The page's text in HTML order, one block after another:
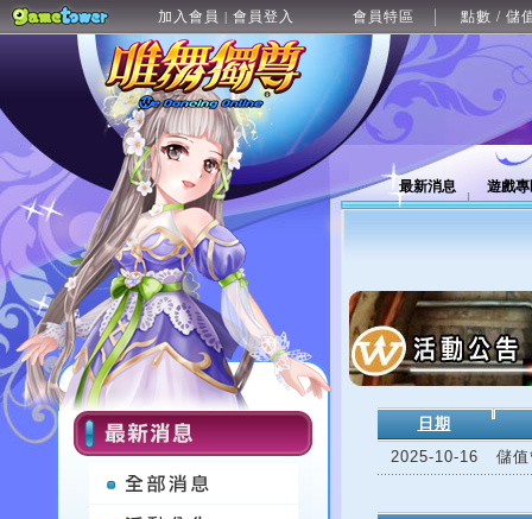
加入會員 | 會員登入 會員特區 點數 / 儲
最新消息 遊戲
日期
2025-10-16
儲